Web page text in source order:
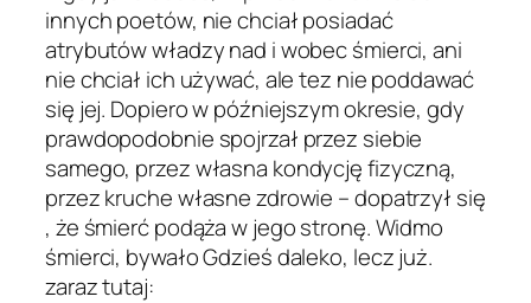
innych poetów, nie chciał posiadać
atrybutów władzy nad i wobec śmierci, ani
nie chciał ich używać, ale tez nie poddawać
się jej. Dopiero w późniejszym okresie, gdy
prawdopodobnie spojrzał przez siebie
samego, przez własna kondycję fizyczną,
przez kruche własne zdrowie – dopatrzył się
, że śmierć podąża w jego stronę. Widmo
śmierci, bywało Gdzieś daleko, lecz już.
zaraz tutaj: